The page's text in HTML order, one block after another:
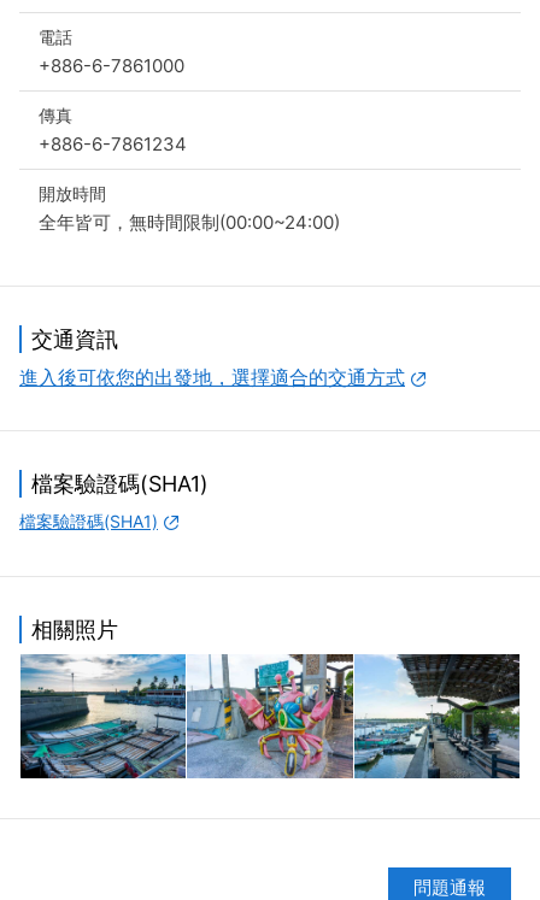
電話
+886-6-7861000
傳真
+886-6-7861234
開放時間
全年皆可，無時間限制(00:00~24:00)
交通資訊
進入後可依您的出發地，選擇適合的交通方式
檔案驗證碼(SHA1)
檔案驗證碼(SHA1)
相關照片
問題通報